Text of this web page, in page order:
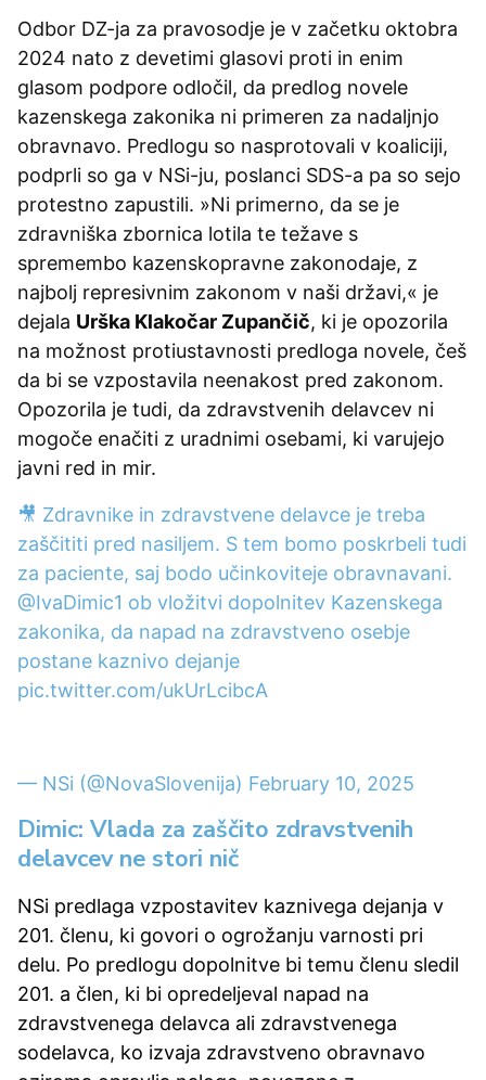
Odbor DZ-ja za pravosodje je v začetku oktobra
2024 nato z devetimi glasovi proti in enim
glasom podpore odločil, da predlog novele
kazenskega zakonika ni primeren za nadaljnjo
obravnavo. Predlogu so nasprotovali v koaliciji,
podprli so ga v NSi-ju, poslanci SDS-a pa so sejo
protestno zapustili. »Ni primerno, da se je
zdravniška zbornica lotila te težave s
spremembo kazenskopravne zakonodaje, z
najbolj represivnim zakonom v naši državi,« je
dejala Urška Klakočar Zupančič, ki je opozorila
na možnost protiustavnosti predloga novele, češ
da bi se vzpostavila neenakost pred zakonom.
Opozorila je tudi, da zdravstvenih delavcev ni
mogoče enačiti z uradnimi osebami, ki varujejo
javni red in mir.
🎥 Zdravnike in zdravstvene delavce je treba
zaščititi pred nasiljem. S tem bomo poskrbeli tudi
za paciente, saj bodo učinkoviteje obravnavani.
@IvaDimic1 ob vložitvi dopolnitev Kazenskega
zakonika, da napad na zdravstveno osebje
postane kaznivo dejanje
pic.twitter.com/ukUrLcibcA
— NSi (@NovaSlovenija) February 10, 2025
Dimic: Vlada za zaščito zdravstvenih
delavcev ne stori nič
NSi predlaga vzpostavitev kaznivega dejanja v
201. členu, ki govori o ogrožanju varnosti pri
delu. Po predlogu dopolnitve bi temu členu sledil
201. a člen, ki bi opredeljeval napad na
zdravstvenega delavca ali zdravstvenega
sodelavca, ko izvaja zdravstveno obravnavo